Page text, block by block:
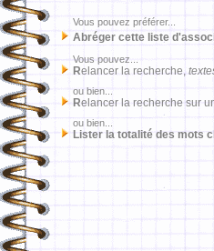
Vous pouvez préférer...
Abréger cette liste
Vous pouvez...
Relancer la recherche,
ou bien...
Relancer la recherche sur
ou bien...
Lister la totalité des mots